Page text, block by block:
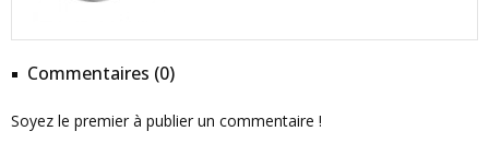
Commentaires (0)
Soyez le premier à publier un commentaire !